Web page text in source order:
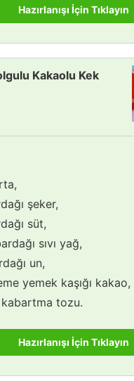
Hazırlanışı İçin Tıklayın
Kakaolu Kek
şeker,
süt,
sıvı yağ,
un,
yemek kaşığı kakao,
tozu.
Hazırlanışı İçin Tıklayın